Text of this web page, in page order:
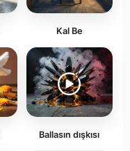
Kal Be
Ballasın dışkısı